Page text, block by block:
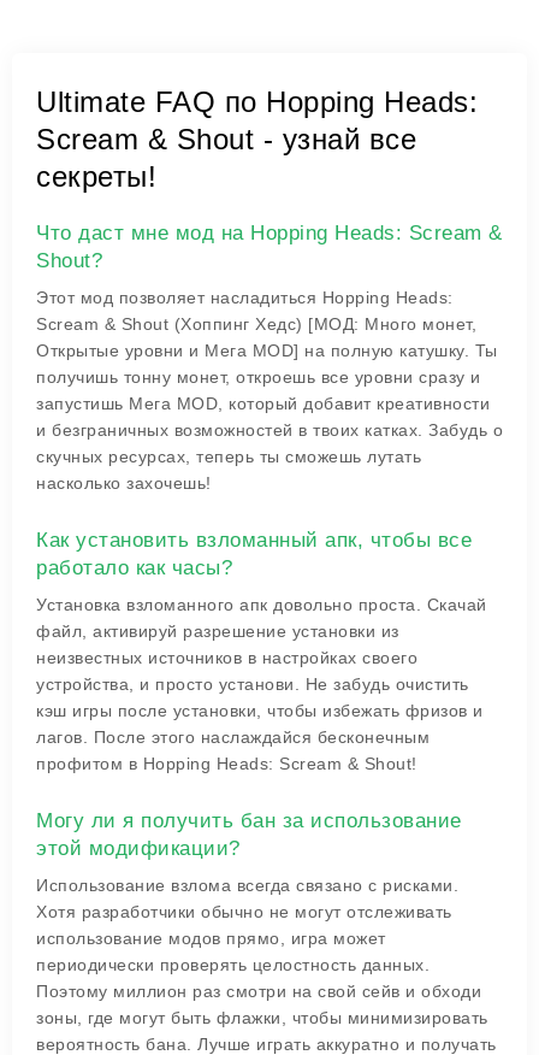
Ultimate FAQ по Hopping Heads:
Scream & Shout - узнай все
секреты!
Что даст мне мод на Hopping Heads: Scream &
Shout?
Этот мод позволяет насладиться Hopping Heads:
Scream & Shout (Хоппинг Хедс) [МОД: Много монет,
Открытые уровни и Мега MOD] на полную катушку. Ты
получишь тонну монет, откроешь все уровни сразу и
запустишь Мега MOD, который добавит креативности
и безграничных возможностей в твоих катках. Забудь о
скучных ресурсах, теперь ты сможешь лутать
насколько захочешь!
Как установить взломанный апк, чтобы все
работало как часы?
Установка взломанного апк довольно проста. Скачай
файл, активируй разрешение установки из
неизвестных источников в настройках своего
устройства, и просто установи. Не забудь очистить
кэш игры после установки, чтобы избежать фризов и
лагов. После этого наслаждайся бесконечным
профитом в Hopping Heads: Scream & Shout!
Могу ли я получить бан за использование
этой модификации?
Использование взлома всегда связано с рисками.
Хотя разработчики обычно не могут отслеживать
использование модов прямо, игра может
периодически проверять целостность данных.
Поэтому миллион раз смотри на свой сейв и обходи
зоны, где могут быть флажки, чтобы минимизировать
вероятность бана. Лучше играть аккуратно и получать